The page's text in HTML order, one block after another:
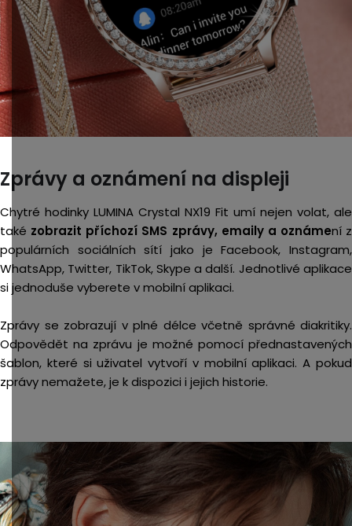
Zprávy a oznámení na displeji
Chytré hodinky LUMINA Crystal NX19 Fit umí nejen volat, ale
také zobrazit příchozí SMS zprávy, emaily a oznámení z
populárních sociálních sítí jako je Facebook, Instagram,
WhatsApp, Twitter, TikTok, Skype a další. Jednotlivé aplikace
si jednoduše vyberete v mobilní aplikaci.
Zprávy se zobrazují v plné délce včetně správné diakritiky.
Odpovědět na zprávu je možné pomocí přednastavených
šablon, které si uživatel vytvoří v mobilní aplikaci. A pokud
zprávy nemažete, je k dispozici i jejich historie.